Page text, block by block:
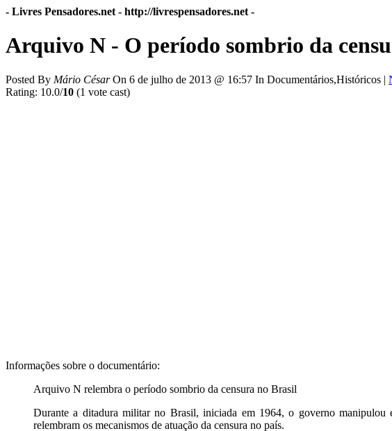
- Livres Pensadores.net - http://livrespensadores.net -
Arquivo N - O período sombrio da
Posted By Mário CésarOn 6 de julho de 2013 @ 16:57 In Documentários,Históricos |
Rating: 10.0/10 (1 vote cast)
Informações sobre o documentário:
Arquivo N relembra o período sombrio da censura no Brasil
Durante a ditadura militar no Brasil, iniciada em 1964, o governo manipulou
relembram os mecanismos de atuação da censura no país.